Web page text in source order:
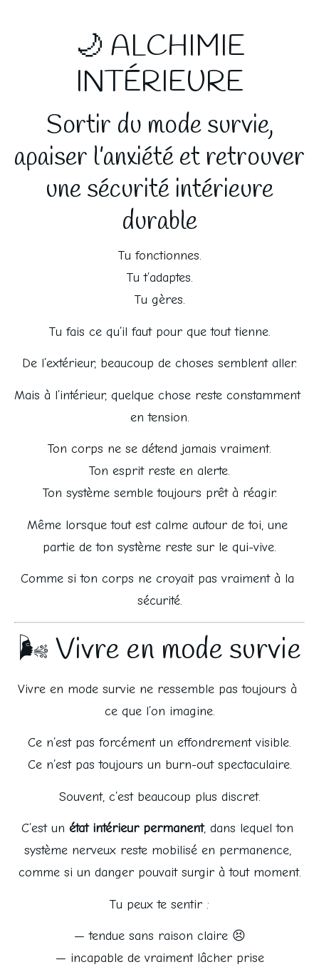
🌙 ALCHIMIE
INTÉRIEURE
Sortir du mode survie,
apaiser l’anxiété et retrouver
une sécurité intérieure
durable
Tu fonctionnes.
Tu t’adaptes.
Tu gères.
Tu fais ce qu’il faut pour que tout tienne.
De l’extérieur, beaucoup de choses semblent aller.
Mais à l’intérieur, quelque chose reste constamment
en tension.
Ton corps ne se détend jamais vraiment.
Ton esprit reste en alerte.
Ton système semble toujours prêt à réagir.
Même lorsque tout est calme autour de toi, une
partie de ton système reste sur le qui-vive.
Comme si ton corps ne croyait pas vraiment à la
sécurité.
🌬️ Vivre en mode survie
Vivre en mode survie ne ressemble pas toujours à
ce que l’on imagine.
Ce n’est pas forcément un effondrement visible.
Ce n’est pas toujours un burn-out spectaculaire.
Souvent, c’est beaucoup plus discret.
C’est un état intérieur permanent, dans lequel ton
système nerveux reste mobilisé en permanence,
comme si un danger pouvait surgir à tout moment.
Tu peux te sentir :
— tendue sans raison claire 😣
— incapable de vraiment lâcher prise